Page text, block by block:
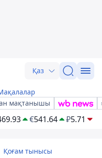
Қаз
мақтанышы
€541.64 ₽5.71
Қоғам тынысы